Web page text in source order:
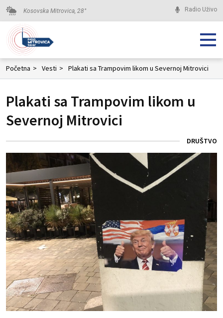
Kosovska Mitrovica, 28° Radio Uživo
Početna > Vesti > Plakati sa Trampovim likom u Severnoj Mitrovici
Plakati sa Trampovim likom u
Severnoj Mitrovici
DRUŠTVO